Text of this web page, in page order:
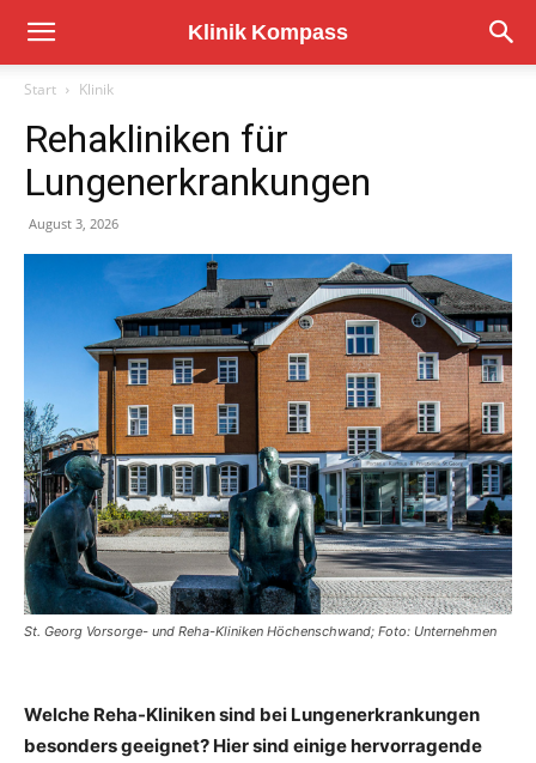
Start Klinik
Rehakliniken für
Lungenerkrankungen
August 3, 2026
St. Georg Vorsorge- und Reha-Kliniken Höchenschwand; Foto: Unternehmen
Welche Reha-Kliniken sind bei Lungenerkrankungen
besonders geeignet? Hier sind einige hervorragende